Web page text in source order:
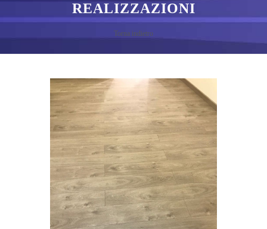
REALIZZAZIONI
Torna indietro